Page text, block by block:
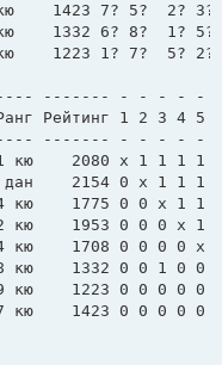
кю    1423 7? 5?
кю    1332 6? 8?
9 кю    1223 1? 7?
------- - - - - -
1 2 3 4 5 6
------- - - - - -
1 кю    2080 x 1 1
дан    2154 0 x 1
4 кю    1775 0 0 x
2 кю    1953 0 0
4 кю    1708 0 0 0
8 кю    1332 0 0 1
9 кю    1223 0 0
7 кю    1423 0 0 0